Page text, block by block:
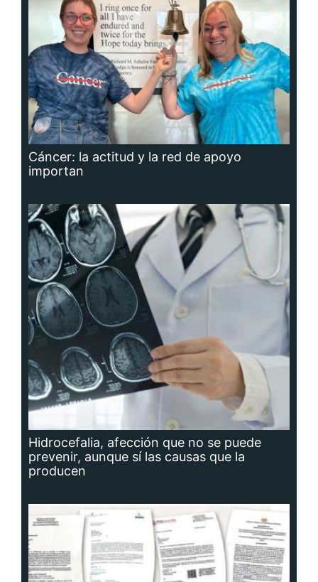
Cáncer: la actitud y la red de apoyo
importan
Hidrocefalia, afección que no se puede
prevenir, aunque sí las causas que la
producen